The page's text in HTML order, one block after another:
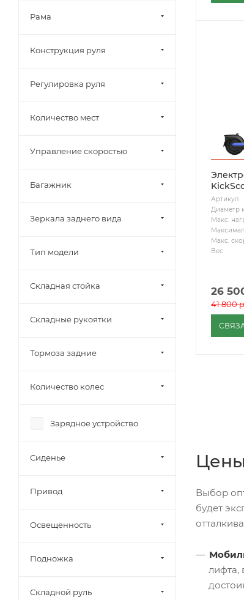
Артикул
Диаметр
Макс.
Макс.
Вес
26
41 800
Выбор
будет
лифта,
Рама
Конструкция руля
Регулировка руля
Количество мест
Управление скоростью
Багажник
Зеркала заднего вида
Тип модели
Складная стойка
Складные рукоятки
Тормоза задние
Количество колес
Зарядное устройство
Сиденье
Привод
Освещенность
Подножка
Складной руль